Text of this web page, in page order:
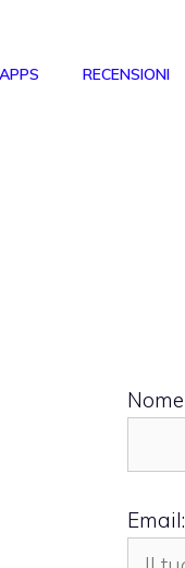
RECENSIONI
Nome
Email: